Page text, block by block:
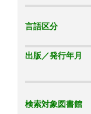
言語区分
出版／発行年月
検索対象図書館